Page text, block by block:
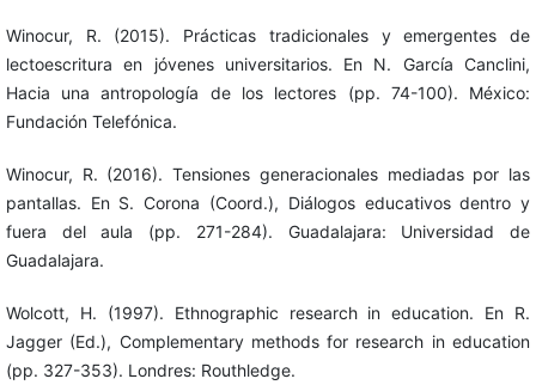
Winocur, R. (2015). Prácticas tradicionales y emergentes de
lectoescritura en jóvenes universitarios. En N. García Canclini,
Hacia una antropología de los lectores (pp. 74-100). México:
Fundación Telefónica.
Winocur, R. (2016). Tensiones generacionales mediadas por las
pantallas. En S. Corona (Coord.), Diálogos educativos dentro y
fuera del aula (pp. 271-284). Guadalajara: Universidad de
Guadalajara.
Wolcott, H. (1997). Ethnographic research in education. En R.
Jagger (Ed.), Complementary methods for research in education
(pp. 327-353). Londres: Routhledge.